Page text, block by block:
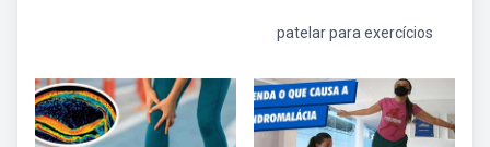
patelar para exercícios